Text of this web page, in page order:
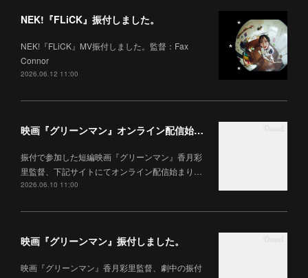
NEK!『FLiCK』振付しました。
NEK!『FLiCK』MV振付しました。監督：Fax
Connor
2026.06.12 11:00
映画『グリーンマン』オンライン配信始まりました。
振付で参加した短編映画『グリーンマン』香月彩
里監督、下記サイトにてオンライン配信始まり…
2026.06.10 11:00
映画『グリーンマン』振付しました。
映画『グリーンマン』香月彩里監督、劇中の振付